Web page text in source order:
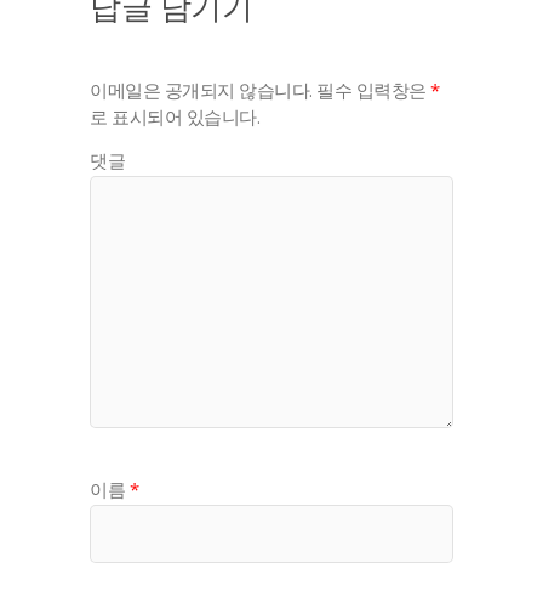
이메일은 공개되지 않습니다. 필수 입력창은 *
로 표시되어 있습니다.
댓글
이름 *